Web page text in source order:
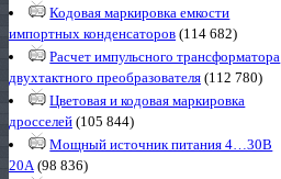
Кодовая маркировка емкости
импортных конденсаторов (114 682)
Расчет импульсного трансформатора
двухтактного преобразователя (112 780)
Цветовая и кодовая маркировка
дросселей (105 844)
Мощный источник питания 4…30В
20А(98 836)